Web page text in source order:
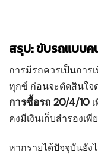
สรุป: ขับรถแบบค
การมีรถควรเป็นกา
ทุกข์ ก่อนจะตัดสินใ
การซื้อรถ 20/4/10
คงมีเงินเก็บสำรองเ
หากรายได้ปัจจุบันยัง